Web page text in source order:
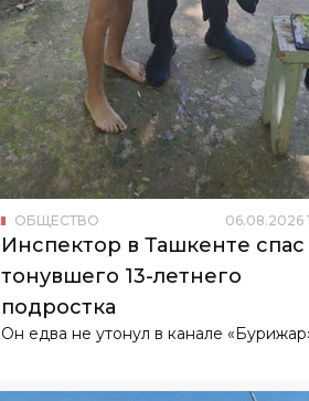
ОБЩЕСТВО 06. 08 .2026
Инспектор в Ташкенте спас
тонувшего 13-летнего
подростка
Он едва не утонул в канале «Бурижар».